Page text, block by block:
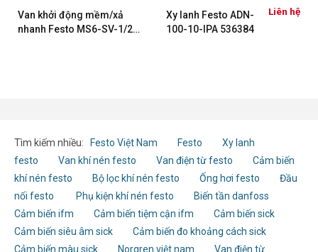
Van khởi động mềm/xả
nhanh Festo MS6-SV-1/2-
Xy lanh Festo ADN-
100-10-IPA 536384
Liên hệ
Tìm kiếm nhiều: Festo Việt Nam Festo
Xy lanh
festo
Van khí nén festo Van điện từ festo
Cảm biến
khí nén festo
Bộ lọc khí nén festo Ống hơi festo
Đầu
nối festo
Phụ kiện khí nén festo
Biến tần danfoss
Cảm biến ifm
Cảm biến tiệm cận ifm
Cảm biến sick
Cảm biến siêu âm sick
Cảm biến đo khoảng cách sick
Cảm biến màu sick
Norgren việt nam
Van điện từ